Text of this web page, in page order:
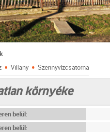
· Villany · Szennyvízcsatorna
környéke
belül:
belül: